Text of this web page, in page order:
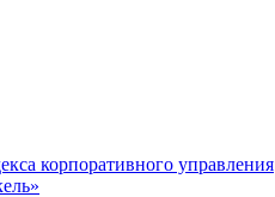
корпоративного управления